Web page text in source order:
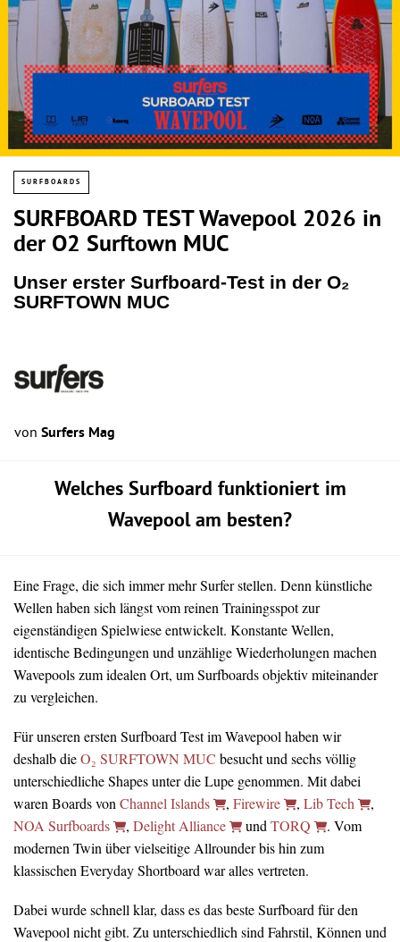
SURFBOARDS
SURFBOARD TEST Wavepool 2026 in
der O2 Surftown MUC
Unser erster Surfboard-Test in der O₂
SURFTOWN MUC
von Surfers Mag
Welches Surfboard funktioniert im
Wavepool am besten?
Eine Frage, die sich immer mehr Surfer stellen. Denn künstliche
Wellen haben sich längst vom reinen Trainingsspot zur
eigenständigen Spielwiese entwickelt. Konstante Wellen,
identische Bedingungen und unzählige Wiederholungen machen
Wavepools zum idealen Ort, um Surfboards objektiv miteinander
zu vergleichen.
Für unseren ersten Surfboard Test im Wavepool haben wir
deshalb dieO₂ SURFTOWN MUC besucht und sechs völlig
unterschiedliche Shapes unter die Lupe genommen. Mit dabei
waren Boards von Channel Islands , Firewire , Lib Tech
,
NOA Surfboards
, Delight Alliance und TORQ
. Vom
modernen Twin über vielseitige Allrounder bis hin zum
klassischen Everyday Shortboard war alles vertreten.
Dabei wurde schnell klar, dass es das beste Surfboard für den
Wavepool nicht gibt. Zu unterschiedlich sind Fahrstil, Können und